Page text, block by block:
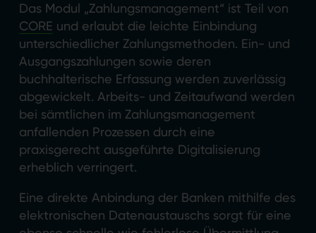
Das Modul „Zahlungsmanagement“ ist Teil von
CORE und erlaubt die leichte Einbindung
unterschiedlicher Zahlungsmethoden. Ein- und
Ausgangszahlungen sowie deren
buchhalterische Erfassung werden zuverlässig
abgewickelt. Arbeits- und Zeitaufwand werden
bei sämtlichen im Zahlungsmanagement
anfallenden Prozessen durch eine
praxisgerecht ausgeführte Digitalisierung
erheblich verringert.
Eine direkte Anbindung der Banken mithilfe des
elektronischen Datenaustauschs sorgt für eine